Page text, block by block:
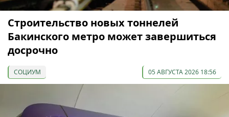
Строительство новых тоннелей
Бакинского метро может завершиться
досрочно
СОЦИУМ 05 АВГУСТА 2026 18:56